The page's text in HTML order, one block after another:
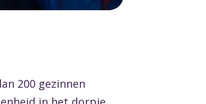
200 gezinnen